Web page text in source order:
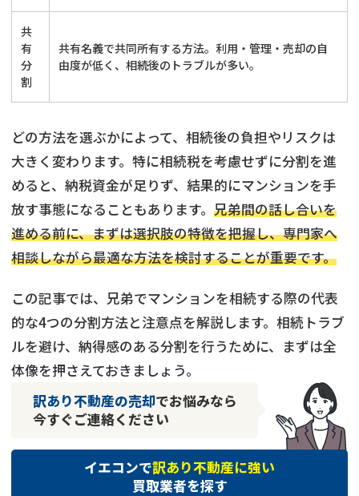
共
有
分
割
共有名義で共同所有する方法。利用・管理・売却の自
由度が低く、相続後のトラブルが多い。
どの方法を選ぶかによって、相続後の負担やリスクは
大きく変わります。特に相続税を考慮せずに分割を進
めると、納税資金が足りず、結果的にマンションを手
放す事態になることもあります。 兄弟間の話し合いを
進める前に、まずは選択肢の特徴を把握し、専門家へ
相談しながら最適な方法を検討することが重要です。
この記事では、兄弟でマンションを相続する際の代表
的な4つの分割方法と注意点を解説します。相続トラブ
ルを避け、納得感のある分割を行うために、まずは全
体像を押さえておきましょう。
訳あり不動産の売却でお悩みなら
今すぐご連絡ください
イエコンで訳あり不動産に強い
買取業者を探す